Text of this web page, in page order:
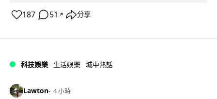
187 51 ↗ 分享
科技娛樂 生活娛樂 城中熱話
Lawton 4 小時